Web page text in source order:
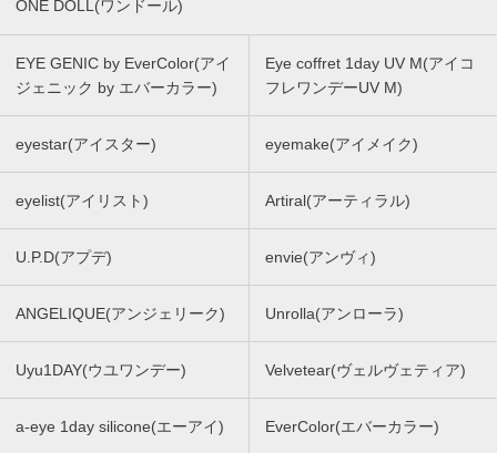
ONE DOLL(ワンドール)
EYE GENIC by EverColor(アイ
ジェニック by エバーカラー)
Eye coffret 1day UV M(アイコ
フレワンデーUV M)
eyestar(アイスター) eyemake(アイメイク)
eyelist(アイリスト) Artiral(アーティラル)
U.P.D(アプデ) envie(アンヴィ)
ANGELIQUE(アンジェリーク) Unrolla(アンローラ)
Uyu1DAY(ウユワンデー) Velvetear(ヴェルヴェティア)
a-eye 1day silicone(エーアイ) EverColor(エバーカラー)